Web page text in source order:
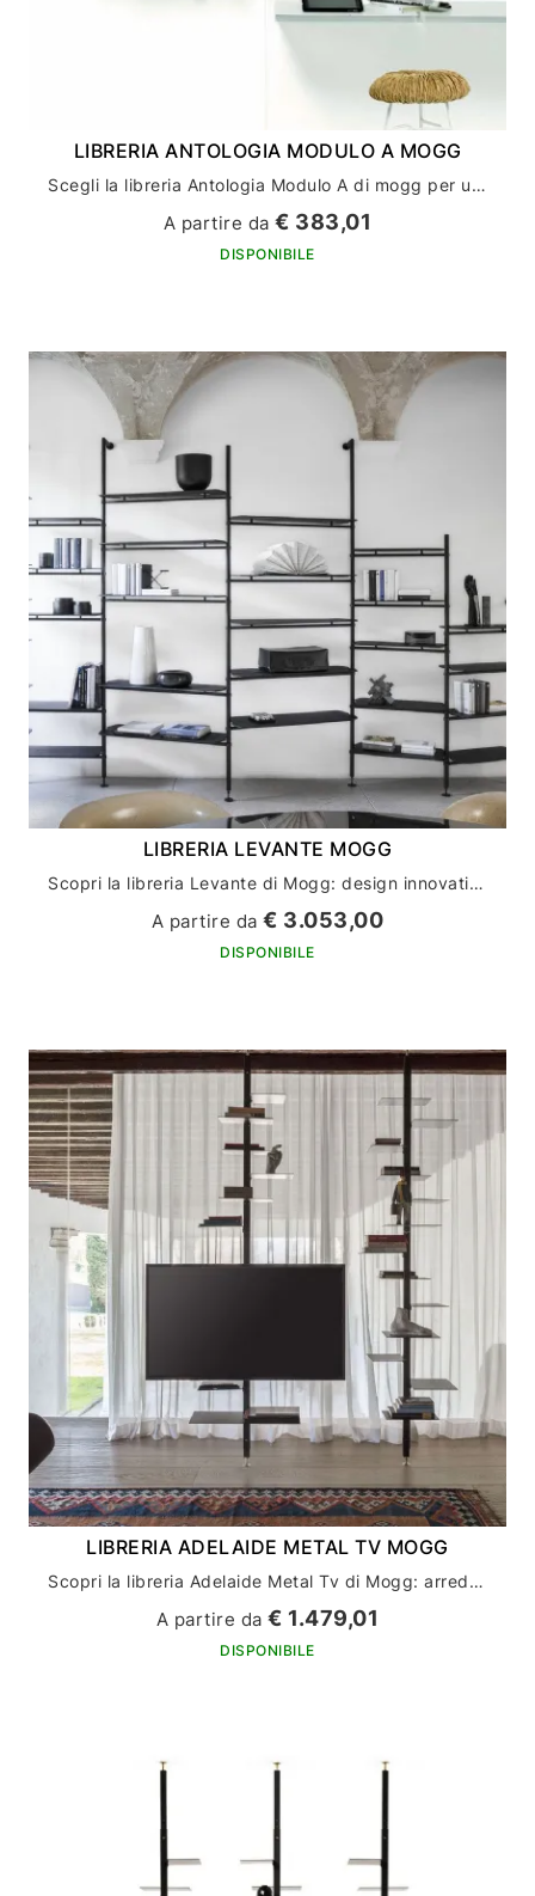
LIBRERIA ANTOLOGIA MODULO A MOGG
Scegli la libreria Antologia Modulo A di mogg per un arredamento casa di stile ed eleganza
A partire da€ 383,01
DISPONIBILE
LIBRERIA LEVANTE MOGG
Scopri la libreria Levante di Mogg: design innovativo per l'arredamento della tua casa
A partire da€ 3.053,00
DISPONIBILE
LIBRERIA ADELAIDE METAL TV MOGG
Scopri la libreria Adelaide Metal Tv di Mogg: arredamento casa di design
A partire da€ 1.479,01
DISPONIBILE